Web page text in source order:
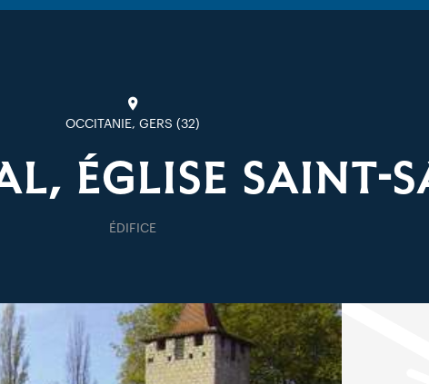
OCCITANIE, GERS (32)
ÉGLISE SAINT-
ÉDIFICE